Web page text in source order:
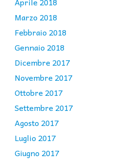
Marzo 2018
Febbraio 2018
Gennaio 2018
Dicembre 2017
Novembre 2017
Ottobre 2017
Settembre 2017
Agosto 2017
Luglio 2017
Giugno 2017